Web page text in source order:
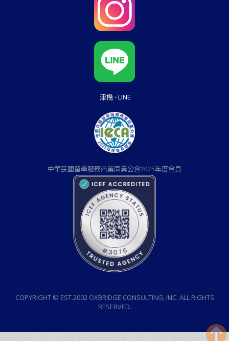
津橋 - LINE
中華民國留學服務商業同業公會2025年度會員
COPYRIGHT © EST.2002 OXBRIDGE CONSULTING, INC. ALL RIGHTS
RESERVED.